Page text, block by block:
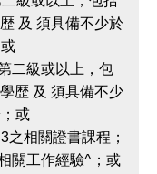
及 須具備不少於
二級或以上，包
歴 及 須具備不少
或
之相關證書課程；
關工作經驗^；或